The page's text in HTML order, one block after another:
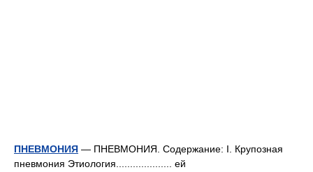
ПНЕВМОНИЯ — ПНЕВМОНИЯ. Содержание: I. Крупозная
пневмония Этиология.................... ей